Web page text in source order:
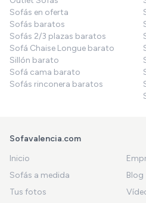
Sofás en oferta
Sofás baratos
Sofás 2/3 plazas baratos
Sofá Chaise Longue barato
Sillón barato
Sofá cama barato
Sofás rinconera baratos
Sofavalencia.com
Inicio
Sofás a medida
Blog
Tus fotos